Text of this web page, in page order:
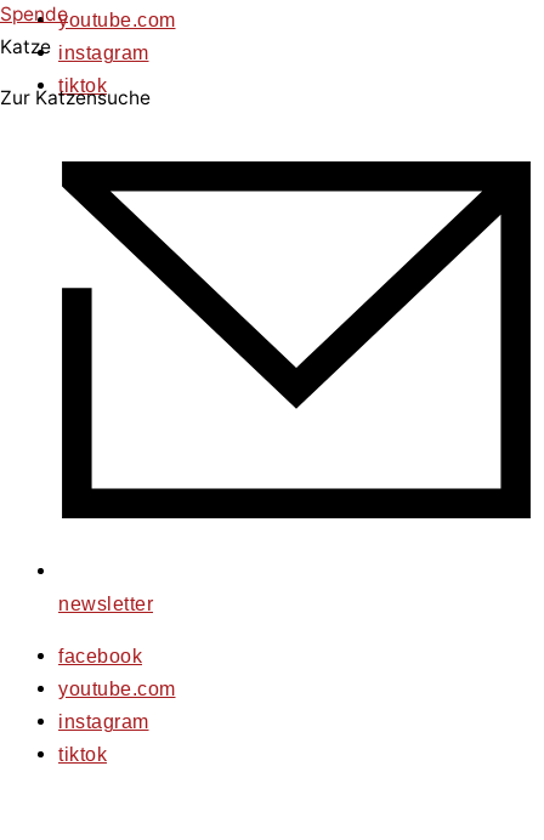
Spende
Katze
Zur Katzensuche
youtube.com
instagram
tiktok
newsletter
facebook
youtube.com
instagram
tiktok